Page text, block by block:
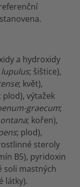
a hydroxidy
; šištice),
; květ),
plod), výtažek
graecum;
; kořen),
; plod),
steroly
B5), pyridoxin
soli mastných
látky).